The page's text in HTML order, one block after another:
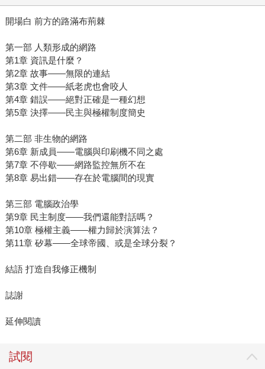
開場白 前方的路滿布荊棘
第一部 人類形成的網路
第1章 資訊是什麼？
第2章 故事——無限的連結
第3章 文件——紙老虎也會咬人
第4章 錯誤——絕對正確是一種幻想
第5章 決擇——民主與極權制度簡史
第二部 非生物的網路
第6章 新成員——電腦與印刷機不同之處
第7章 不停歇——網路監控無所不在
第8章 易出錯——存在於電腦間的現實
第三部 電腦政治學
第9章 民主制度——我們還能對話嗎？
第10章 極權主義——權力歸於演算法？
第11章 矽幕——全球帝國、或是全球分裂？
結語 打造自我修正機制
誌謝
延伸閱讀
試閱